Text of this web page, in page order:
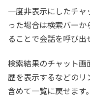
一度非表示にしたチ
った場合は検索バー
ることで会話を呼び出
検索結果のチャット
歴を表示するなどの
含めて一覧に戻せます。